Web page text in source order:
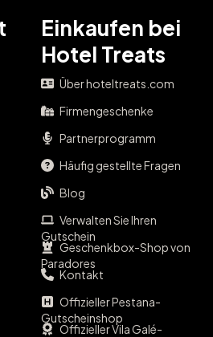
Einkaufen bei
Hotel Treats
Über hoteltreats.com
Firmengeschenke
Partnerprogramm
Häufig gestellte Fragen
Blog
Verwalten Sie Ihren
Gutschein
Geschenkbox-Shop von
Paradores
Kontakt
Offizieller Pestana-
Gutscheinshop
Offizieller Vila Galé-